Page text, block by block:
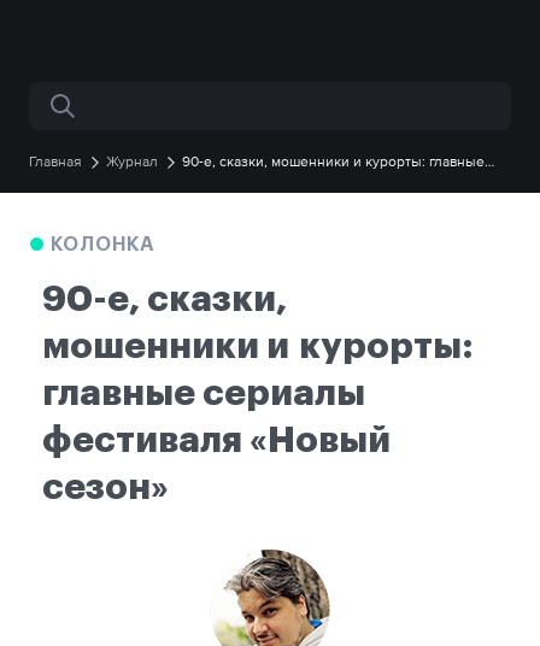
Поиск по сайту
Главная Журнал
90-е, сказки, мошенники и курорты: главные
КОЛОНКА
90-е, сказки,
мошенники и курорты:
главные сериалы
фестиваля «Новый
сезон»